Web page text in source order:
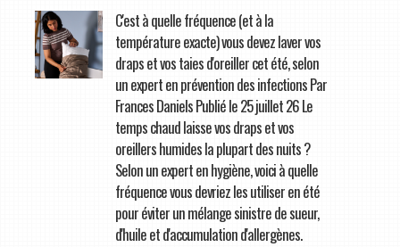
C'est à quelle fréquence (et à la
température exacte) vous devez laver vos
draps et vos taies d'oreiller cet été, selon
un expert en prévention des infections Par
Frances Daniels Publié le 25 juillet 26 Le
temps chaud laisse vos draps et vos
oreillers humides la plupart des nuits ?
Selon un expert en hygiène, voici à quelle
fréquence vous devriez les utiliser en été
pour éviter un mélange sinistre de sueur,
d'huile et d'accumulation d'allergènes.